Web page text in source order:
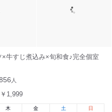
牛すじ煮込み×旬和食♪完全個室
人
1,999
木 金 土 日